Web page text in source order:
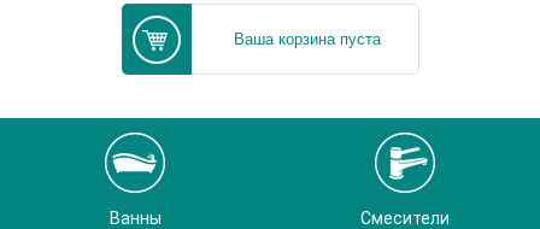
Ваша корзина пуста
Ванны Смесители